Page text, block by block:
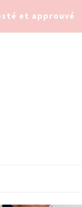
et approuvé